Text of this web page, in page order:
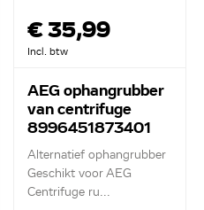
€ 35,99
Incl. btw
AEG ophangrubber
van centrifuge
8996451873401
Alternatief ophangrubber
Geschikt voor AEG
Centrifuge ru...